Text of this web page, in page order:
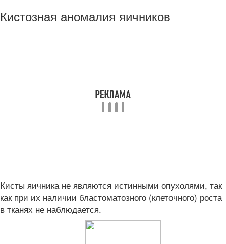
Кистозная аномалия яичников
Кисты яичника не являются истинными опухолями, так
как при их наличии бластоматозного (клеточного) роста
в тканях не наблюдается.